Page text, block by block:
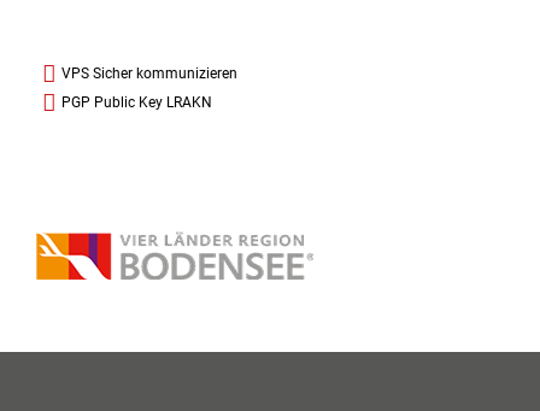
VPS Sicher kommunizieren
PGP Public Key LRAKN